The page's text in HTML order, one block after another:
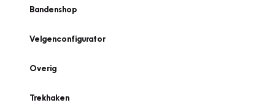
Bandenshop
Velgenconfigurator
Overig
Trekhaken